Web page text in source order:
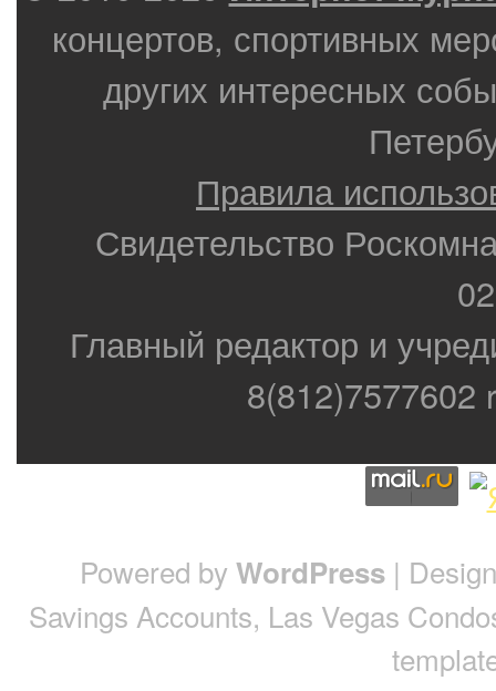
концертов, спортивных
других интересных
Правила
Свидетельство
Главный редактор и
8(812)7577602
Powered by WordPress |
Savings Accounts, Las Vegas